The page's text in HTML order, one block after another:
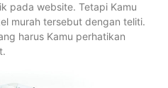
pada website. Tetapi Kamu
murah tersebut dengan teliti.
harus Kamu perhatikan